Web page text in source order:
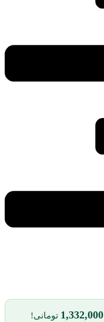
1,332,000 تومانی!